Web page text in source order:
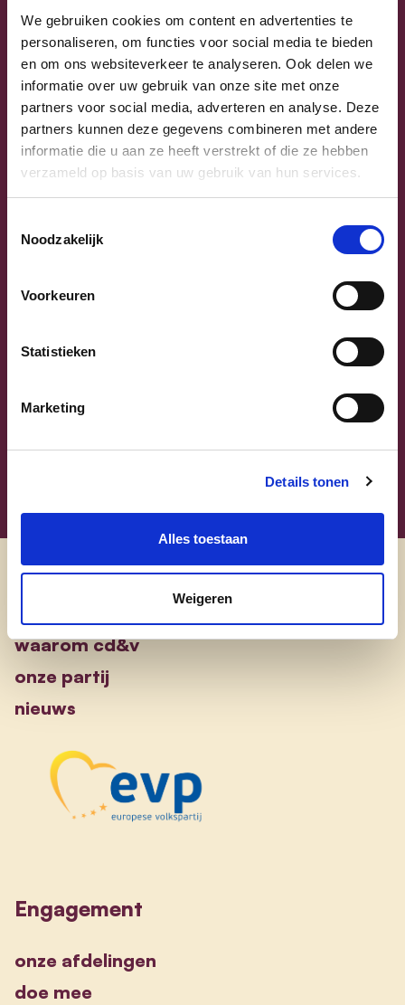
We gebruiken cookies om content en advertenties te
personaliseren, om functies voor social media te bieden
en om ons websiteverkeer te analyseren. Ook delen we
informatie over uw gebruik van onze site met onze
partners voor social media, adverteren en analyse. Deze
partners kunnen deze gegevens combineren met andere
informatie die u aan ze heeft verstrekt of die ze hebben
verzameld op basis van uw gebruik van hun services.
Noodzakelijk
Voorkeuren
Statistieken
Marketing
Details tonen
Alles toestaan
Weigeren
Sammy Mahdi
Sammy Mahdi
Previous
waarom cd&v
onze partij
nieuws
Engagement
onze afdelingen
doe mee